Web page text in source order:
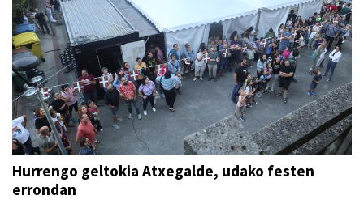
Hurrengo geltokia Atxegalde, udako festen
errondan